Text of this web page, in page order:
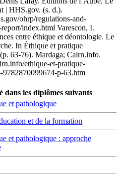
| HHS.gov. (s. d.).
ohrp/regulations-and-
index.html Varescon, I.
entre éthique et déontologie. Le
In Éthique et pratique
63‑76). Mardaga; Cairn.info.
ethique-et-pratique-
9782870099674-p-63.htm
dans les diplômes suivants
et pathologique
et de la formation
et pathologique : approche